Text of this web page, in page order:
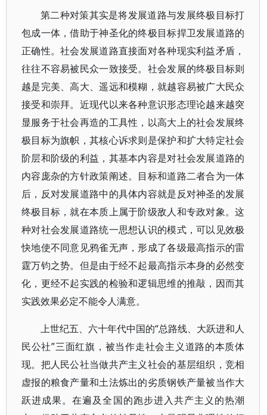
第二种对策其实是将发展道路与发展终极目标打
包成一体，借助于神圣化的终极目标捍卫发展道路的
正确性。社会发展道路直接面对各种现实利益矛盾，
往往不容易被民众一致接受。社会发展的终极目标则
越是完美、高大、遥远和模糊，就越容易被广大民众
接受和崇拜。近现代以来各种意识形态理论越来越突
显服务于社会再造的工具性，以高大上的社会发展终
极目标为旗帜，其核心诉求则是保护和扩大特定社会
阶层和阶级的利益，其基本内容是对社会发展道路的
内容庞杂的方针政策阐述。目标和道路二者合为一体
后，反对发展道路中的具体内容就是反对神圣的发展
终极目标，就在本质上属于阶级敌人和专政对象。这
种对社会发展道路统一思想认识的模式，可以见效极
快地使不同意见鸦雀无声，形成了各级最高指示的雷
霆万钧之势。但是由于经不起最高指示本身的必然变
化，更经不起实践的检验和逻辑思维的推敲，因而其
实践效果必定不能令人满意。
上世纪五、六十年代中国的“总路线、大跃进和人
民公社”三面红旗，被当作走社会主义道路的本质体
现。把人民公社当做共产主义社会的基层组织，竞相
虚报的粮食产量和土法炼出的劣质钢铁产量被当作大
跃进成果。在遍及全国的跑步进入共产主义的热潮